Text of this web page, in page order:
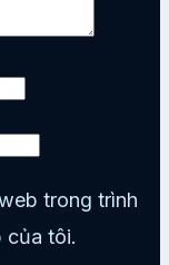
trong trình
của tôi.